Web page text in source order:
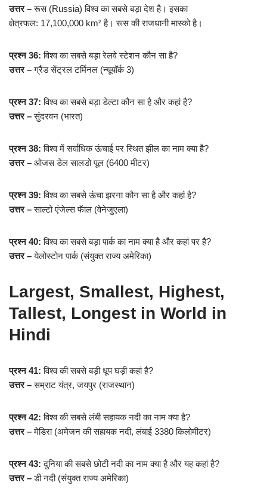
उत्तर –रूस (Russia) विश्व का सबसे बड़ा देश है। इसका
क्षेत्रफल: 17,100,000 km² है। रूस की राजधानी मास्को है।
प्रश्न 36: विश्व का सबसे बड़ा रेलवे स्टेशन कौन सा है?
उत्तर –ग्रैंड सेंट्रल टर्मिनल (न्यूयॉर्क 3)
प्रश्न 37: विश्व का सबसे बड़ा डेल्टा कौन सा है और कहां है?
उत्तर –सुंदरवन (भारत)
प्रश्न 38: विश्व में सर्वाधिक ऊंचाई पर स्थित झील का नाम क्या है?
उत्तर – ओजस डेल सालडो पूल (6400 मीटर)
प्रश्न 39: विश्व का सबसे ऊंचा झरना कौन सा है और कहां है?
उत्तर –साल्टो एंजेल्स फॅाल (वेनेजुएला)
प्रश्न 40: विश्व का सबसे बड़ा पार्क का नाम क्या है और कहां पर है?
उत्तर –येलोस्टोन पार्क (संयुक्त राज्य अमेरिका)
Largest, Smallest, Highest,
Tallest, Longest in World in
Hindi
प्रश्न 41: विश्व की सबसे बड़ी धूप घड़ी कहां है?
उत्तर –सम्राट यंत्र, जयपुर (राजस्थान)
प्रश्न 42:विश्व की सबसे लंबी सहायक नदी का नाम क्या है?
उत्तर –मेडिरा (अमेजन की सहायक नदी, लंबाई 3380 किलोमीटर)
प्रश्न 43: दुनिया की सबसे छोटी नदी का नाम क्या है और यह कहां है?
उत्तर –डी नदी (संयुक्त राज्य अमेरिका)